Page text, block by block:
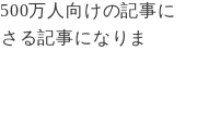
万人向けの記事に
る記事になりま